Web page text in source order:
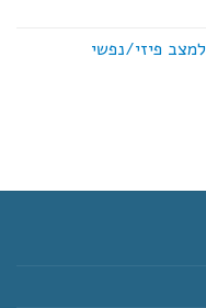
פיזי/נפשי